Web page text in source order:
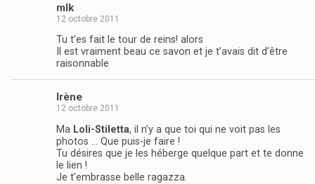
mlk
12 octobre 2011
Tu t’es fait le tour de reins! alors
Il est vraiment beau ce savon et je t’avais dit d’être
raisonnable
Irène
12 octobre 2011
Ma Loli-Stiletta, il n’y a que toi qui ne voit pas les
photos … Que puis-je faire !
Tu désires que je les héberge quelque part et te donne
le lien !
Je t’embrasse belle ragazza.